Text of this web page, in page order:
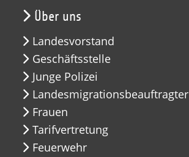
Über uns
Landesvorstand
Geschäftsstelle
Junge Polizei
Landesmigrationsbeauftragter
Frauen
Tarifvertretung
Feuerwehr